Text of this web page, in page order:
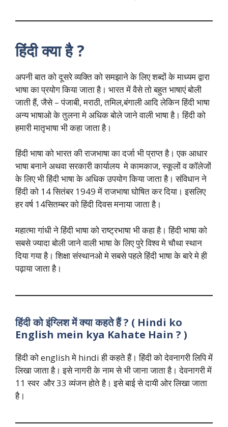
हिंदी क्या है ?
अपनी बात को दूसरे व्यक्ति को समझाने के लिए शब्दों के माध्यम द्वारा
भाषा का प्रयोग किया जाता है। भारत में वैसे तो बहुत भाषाएं बोली
जाती हैं, जैसे – पंजाबी, मराठी, तमिल,बंगाली आदि लेकिन हिंदी भाषा
अन्य भाषाओ के तुलना मे अधिक बोले जाने वाली भाषा है। हिंदी को
हमारी मातृभाषा भी कहा जाता है।
हिंदी भाषा को भारत की राजभाषा का दर्जा भी प्राप्त है। एक आधार
भाषा बनाने अथवा सरकारी कार्यालय मे कामकाज, स्कूलों व कॉलेजों
के लिए भी हिंदी भाषा के अधिक उपयोग किया जाता है। संविधान ने
हिंदी को 14 सितंबर 1949 में राजभाषा घोषित कर दिया। इसलिए
हर वर्ष 14सितम्बर को हिंदी दिवस मनाया जाता है।
महात्मा गांधी ने हिंदी भाषा को राष्ट्रभाषा भी कहा है। हिंदी भाषा को
सबसे ज्यादा बोली जाने वाली भाषा के लिए पुरे विश्व मे चौथा स्थान
दिया गया है। शिक्षा संस्थानओ मे सबसे पहले हिंदी भाषा के बारे मे ही
पढ़ाया जाता है।
हिंदी को इंग्लिश में क्या कहते हैं ? ( Hindi ko
English mein kya Kahate Hain ? )
हिंदी को english मे hindi ही कहते हैं। हिंदी को देवनागरी लिपि में
लिखा जाता है। इसे नागरी के नाम से भी जाना जाता है। देवनागरी में
11 स्वर और 33 व्यंजन होते है। इसे बाई से दायी ओर लिखा जाता
है।